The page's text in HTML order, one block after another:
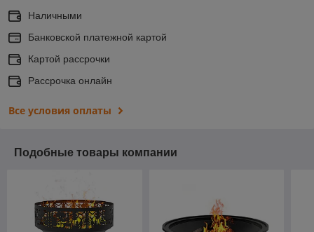
Наличными
Банковской платежной картой
Картой рассрочки
Рассрочка онлайн
Все условия оплаты
Подобные товары компании